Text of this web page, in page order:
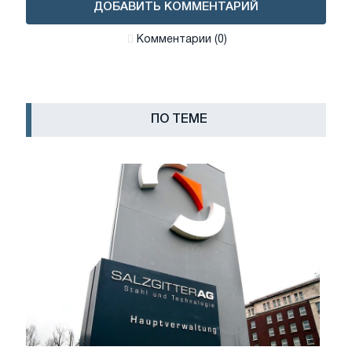
ДОБАВИТЬ КОММЕНТАРИЙ
Комментарии (0)
ПО ТЕМЕ